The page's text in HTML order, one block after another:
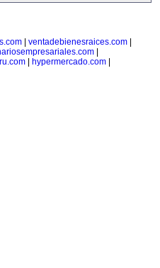
ventadebienesraices.com
hypermercado.com